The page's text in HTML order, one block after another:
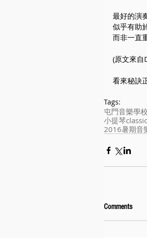
最好的演
似乎有助
而非一直
(原文來自
看來秘訣
Tags:
屯門音樂學校
小提琴
2016暑期音
Comments